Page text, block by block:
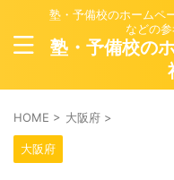
塾・予備校のホームペ
などの参
塾・予備校の
HOME > 大阪府 >
大阪府